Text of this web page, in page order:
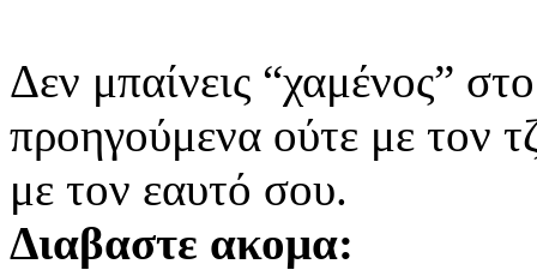
Δεν μπαίνεις “χαμένος”
προηγούμενα ούτε με τον
με τον εαυτό σου.
Διαβαστε ακομα: